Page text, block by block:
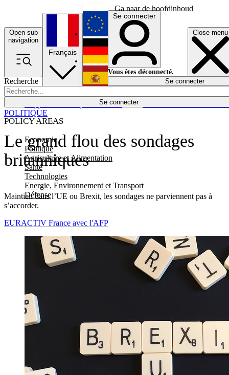
Ga naar de hoofdinhoud
Open sub
navigation
Close menu
Recherche
Se connecter
POLICY AREAS
Economie
Politique
Agriculture et Alimentation
Santé
Technologies
Energie, Environnement et Transport
Défense
Économie
Français
English
Deutsch
Español
Se connecter
Vous êtes déconnecté.
Se connecter
Le grand flou des sondages
britanniques
Maintien dans l’UE ou Brexit, les sondages ne parviennent pas à
s’accorder.
POLITIQUE
EURACTIV France avec l'AFP